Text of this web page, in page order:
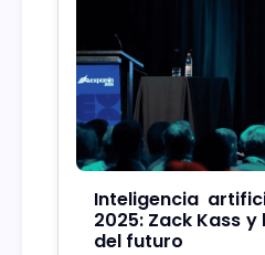
Inteligencia
2025: Zack Kass
del futuro